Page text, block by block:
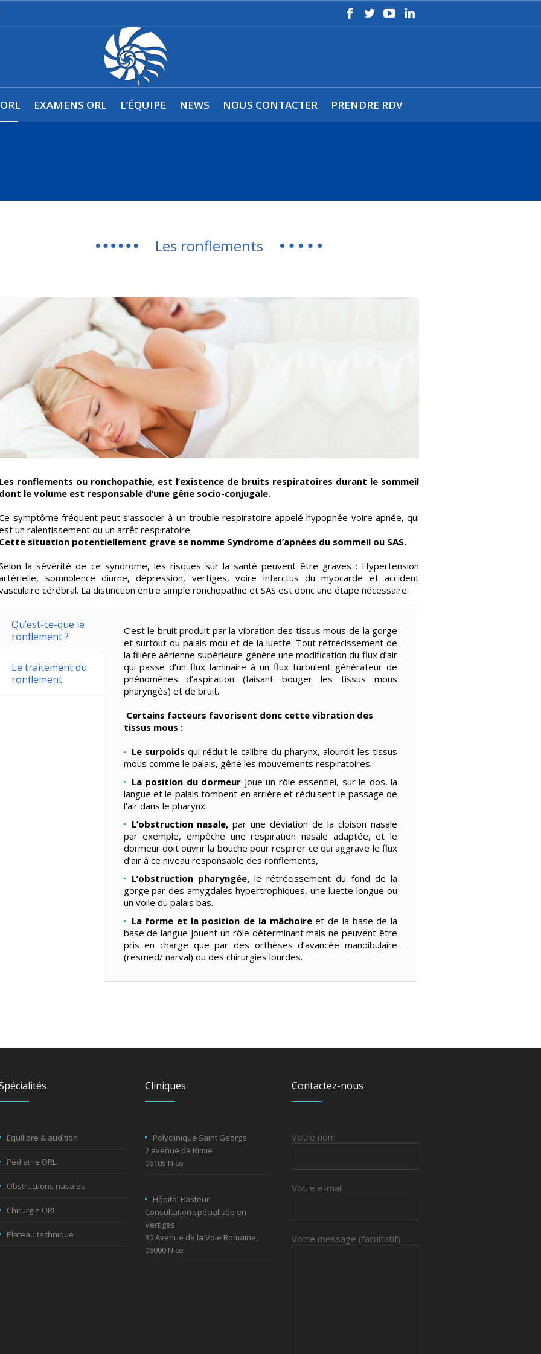
EXAMENS ORL L’ÉQUIPE NEWS NOUS CONTACTER PRENDRE RDV
Les ronflements
Les ronflements ou ronchopathie, est l’existence de bruits respiratoires durant le sommeil
dont le volume est responsable d’une gêne socio-conjugale.
symptôme fréquent peut s’associer à un trouble respiratoire appelé hypopnée voire apnée, qui
un ralentissement ou un arrêt respiratoire.
Cette situation potentiellement grave se nomme Syndrome d’apnées du sommeil ou SAS.
la sévérité de ce syndrome, les risques sur la santé peuvent être graves : Hypertension
somnolence diurne, dépression, vertiges, voire infarctus du myocarde et accident
cérébral. La distinction entre simple ronchopathie et SAS est donc une étape nécessaire.
Qu’est-ce-que le
ronflement ?
Le traitement du
ronflement
C’est le bruit produit par la vibration des tissus mous de la gorge
et surtout du palais mou et de la luette. Tout rétrécissement de
la filière aérienne supérieure génère une modification du flux d’air
qui passe d’un flux laminaire à un flux turbulent générateur de
phénomènes d’aspiration (faisant bouger les tissus mous
pharyngés) et de bruit.
Certains facteurs favorisent donc cette vibration des
tissus mous :
Le surpoids qui réduit le calibre du pharynx, alourdit les tissus
mous comme le palais, gêne les mouvements respiratoires.
La position du dormeur joue un rôle essentiel, sur le dos, la
langue et le palais tombent en arrière et réduisent le passage de
l’air dans le pharynx.
L’obstruction nasale, par une déviation de la cloison nasale
par exemple, empêche une respiration nasale adaptée, et le
dormeur doit ouvrir la bouche pour respirer ce qui aggrave le flux
d’air à ce niveau responsable des ronflements,
L’obstruction pharyngée,le rétrécissement du fond de la
gorge par des amygdales hypertrophiques, une luette longue ou
un voile du palais bas.
La forme et la position de la mâchoireet de la base de la
base de langue jouent un rôle déterminant mais ne peuvent être
pris en charge que par des orthèses d’avancée mandibulaire
(resmed/ narval) ou des chirurgies lourdes.
Equilibre & audition
Pédiatrie ORL
Obstructions nasales
Chirurgie ORL
Plateau technique
Cliniques
Polyclinique Saint George
2 avenue de Rimie
06105 Nice
Hôpital Pasteur
Consultation spécialisée en
Vertiges
30 Avenue de la Voie Romaine,
06000 Nice
Contactez-nous
Votre nom
Votre e-mail
Votre message (facultatif)